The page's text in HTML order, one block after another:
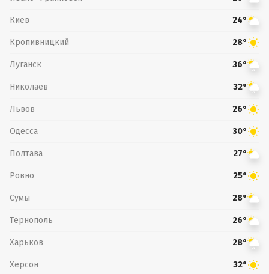
Киев 24°
Кропивницкий 28°
Луганск 36°
Николаев 32°
Львов 26°
Одесса 30°
Полтава 27°
Ровно 25°
Сумы 28°
Тернополь 26°
Харьков 28°
Херсон 32°